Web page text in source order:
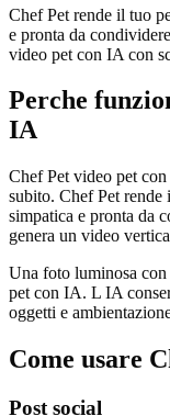
Chef Pet rende il tuo
e pronta da
video pet con IA con
Perche
IA
Chef Pet video pet
subito. Chef Pet rende
simpatica e pronta da
genera un video
Una foto luminosa
pet con IA. L IA
oggetti e
Come usare
Post social